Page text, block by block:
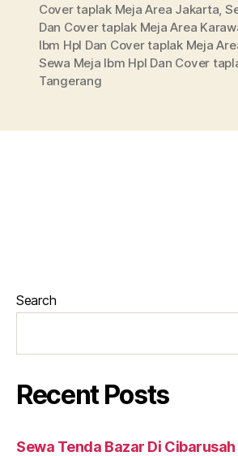
Cover taplak Meja Area Jakarta,
Dan Cover taplak Meja Area
Ibm Hpl Dan Cover taplak Meja
Sewa Meja Ibm Hpl Dan Cover
Tangerang
Search
Recent Posts
Sewa Tenda Bazar Di